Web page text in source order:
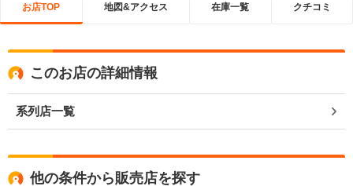
お店TOP 地図&アクセス 在庫一覧 クチコミ
このお店の詳細情報
系列店一覧
他の条件から販売店を探す